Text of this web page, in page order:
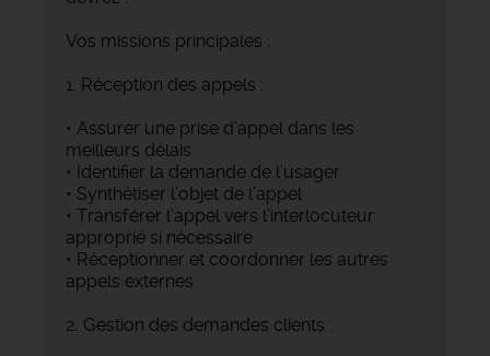
Vos missions principales :
1. Réception des appels :
• Assurer une prise d’appel dans les
meilleurs délais
• Identifier la demande de l’usager
• Synthétiser l’objet de l’appel
• Transférer l’appel vers l’interlocuteur
approprié si nécessaire
• Réceptionner et coordonner les autres
appels externes
2. Gestion des demandes clients :